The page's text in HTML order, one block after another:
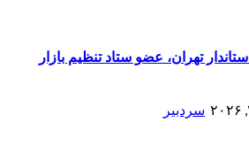
تهران، عضو ستاد تنظیم بازار
سردبیر